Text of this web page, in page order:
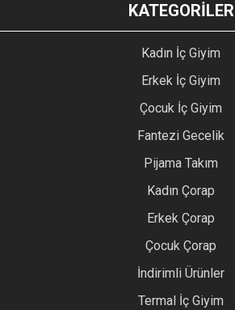
KATEGORİLER
Kadın İç Giyim
Erkek İç Giyim
Çocuk İç Giyim
Fantezi Gecelik
Pijama Takım
Kadın Çorap
Erkek Çorap
Çocuk Çorap
İndirimli Ürünler
Termal İç Giyim